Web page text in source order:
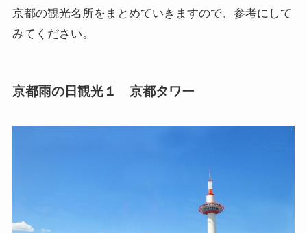
京都の観光名所をまとめていきますので、参考にして
みてください。
京都雨の日観光１ 京都タワー